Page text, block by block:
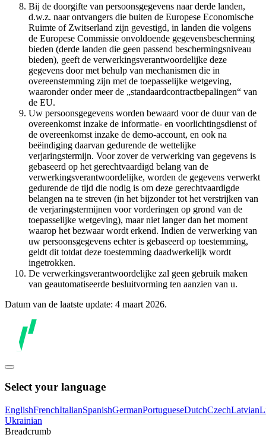
Bij de doorgifte van persoonsgegevens naar derde landen,
d.w.z. naar ontvangers die buiten de Europese Economische
Ruimte of Zwitserland zijn gevestigd, in landen die volgens
de Europese Commissie onvoldoende gegevensbescherming
bieden (derde landen die geen passend beschermingsniveau
bieden), geeft de verwerkingsverantwoordelijke deze
gegevens door met behulp van mechanismen die in
overeenstemming zijn met de toepasselijke wetgeving,
waaronder onder meer de „standaardcontractbepalingen“ van
de EU.
Uw persoonsgegevens worden bewaard voor de duur van de
overeenkomst inzake de informatie- en voorlichtingsdienst of
de overeenkomst inzake de demo-account, en ook na
beëindiging daarvan gedurende de wettelijke
verjaringstermijn. Voor zover de verwerking van gegevens is
gebaseerd op het gerechtvaardigd belang van de
verwerkingsverantwoordelijke, worden de gegevens verwerkt
gedurende de tijd die nodig is om deze gerechtvaardigde
belangen na te streven (in het bijzonder tot het verstrijken van
de verjaringstermijnen voor vorderingen op grond van de
toepasselijke wetgeving), maar niet langer dan het moment
waarop het bezwaar wordt erkend. Indien de verwerking van
uw persoonsgegevens echter is gebaseerd op toestemming,
geldt dit totdat deze toestemming daadwerkelijk wordt
ingetrokken.
De verwerkingsverantwoordelijke zal geen gebruik maken
van geautomatiseerde besluitvorming ten aanzien van u.
Datum van de laatste update: 4 maart 2026.
Select your language
EnglishFrenchItalianSpanishGermanPortugueseDutchCzechLatvian
Ukrainian
Breadcrumb